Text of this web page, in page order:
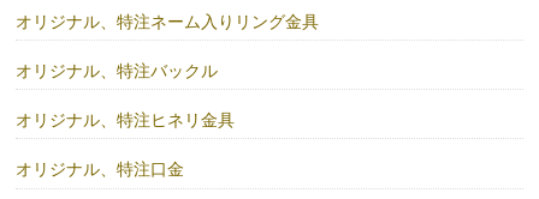
オリジナル、特注ネーム入りリング金具
オリジナル、特注バックル
オリジナル、特注ヒネリ金具
オリジナル、特注口金